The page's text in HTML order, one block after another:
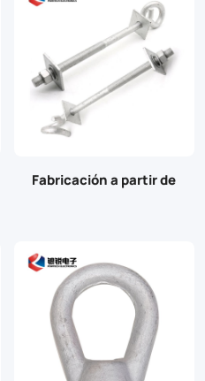
Fabricación a partir de